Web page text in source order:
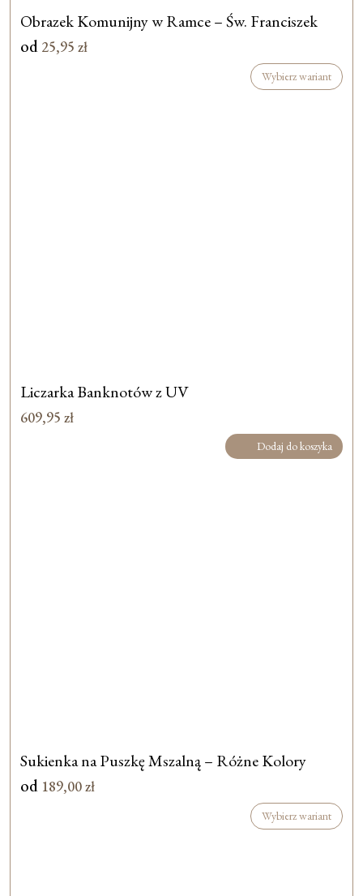
Obrazek Komunijny w Ramce – Św. Franciszek
od 25,95 zł
Wybierz wariant
Liczarka Banknotów z UV
609,95 zł
Dodaj do koszyka
Sukienka na Puszkę Mszalną – Różne Kolory
od 189,00zł
Wybierz wariant